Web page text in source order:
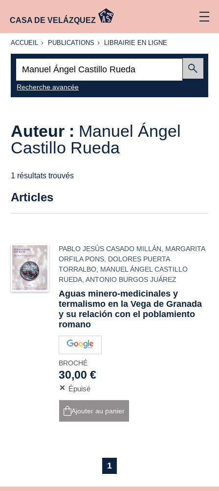
CASA DE VELÁZQUEZ
ACCUEIL
ACCUEIL PUBLICATIONS
PUBLICATIONS
LIBRAIRIE
LIBRAIRIE EN LIGNE
Recherche avancée
Auteur : Manuel Ángel
Castillo Rueda
1 résultats trouvés
Articles
PABLO JESÚS CASADO MILLÁN
MARGARITA
ORFILA PONS DOLORES PUERTA
TORRALBO MANUEL ÁNGEL CASTILLO
RUEDA ,ANTONIO BURGOS JUÁREZ
Aguas minero-medicinales y
termalismo en la Vega de Granada
y su relación con el poblamiento
romano
BROCHÉ
30,00 €
Épuisé
Ajouter au panier
1